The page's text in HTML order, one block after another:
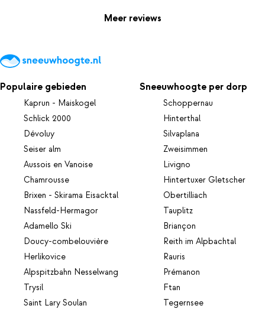
Meer reviews
Populaire gebieden
Kaprun - Maiskogel
Schlick 2000
Dévoluy
Seiser alm
Aussois en Vanoise
Chamrousse
Brixen - Skirama Eisacktal
Nassfeld-Hermagor
Adamello Ski
Doucy-combelouvière
Herlikovice
Alpspitzbahn Nesselwang
Trysil
Saint Lary Soulan
Sneeuwhoogte per dorp
Schoppernau
Hinterthal
Silvaplana
Zweisimmen
Livigno
Hintertuxer Gletscher
Obertilliach
Tauplitz
Briançon
Reith im Alpbachtal
Rauris
Prémanon
Ftan
Tegernsee